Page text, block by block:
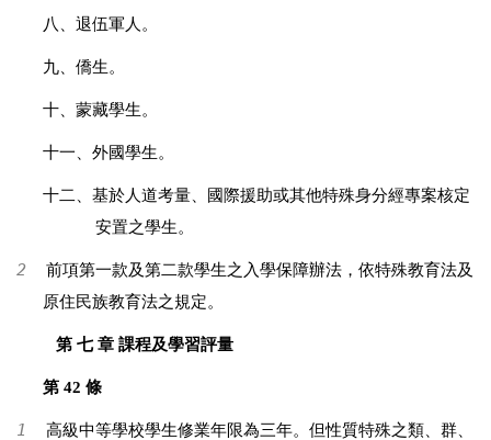
八、退伍軍人。
九、僑生。
十、蒙藏學生。
十一、外國學生。
十二、基於人道考量、國際援助或其他特殊身分經專案核定
安置之學生。
2 前項第一款及第二款學生之入學保障辦法，依特殊教育法及
原住民族教育法之規定。
第 七 章 課程及學習評量
第 42 條
1 高級中等學校學生修業年限為三年。但性質特殊之類、群、